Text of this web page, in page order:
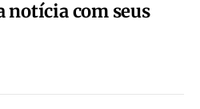
notícia com seus